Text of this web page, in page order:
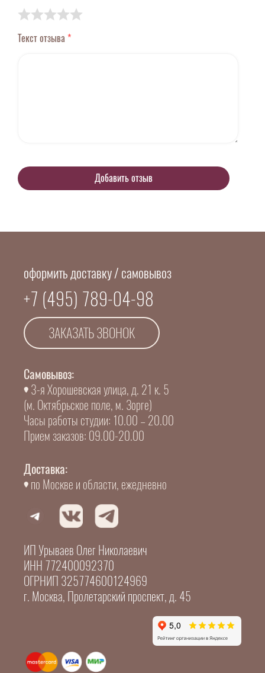
Текст отзыва *
оформить доставку / самовывоз
+7 (495) 789-04-98
ЗАКАЗАТЬ ЗВОНОК
Самовывоз:
3-я Хорошевская улица, д. 21 к. 5
(м. Октябрьское поле, м. Зорге)
Часы работы студии: 10.00 – 20.00
Прием заказов: 09.00-20.00
Доставка:
по Москве и области, ежедневно
ИП Урываев Олег Николаевич
ИНН 772400092370
ОГРНИП 325774600124969
г. Москва, Пролетарский проспект, д. 45